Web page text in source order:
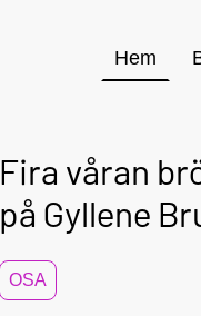
Hem
Fira våran
på Gyllene
OSA